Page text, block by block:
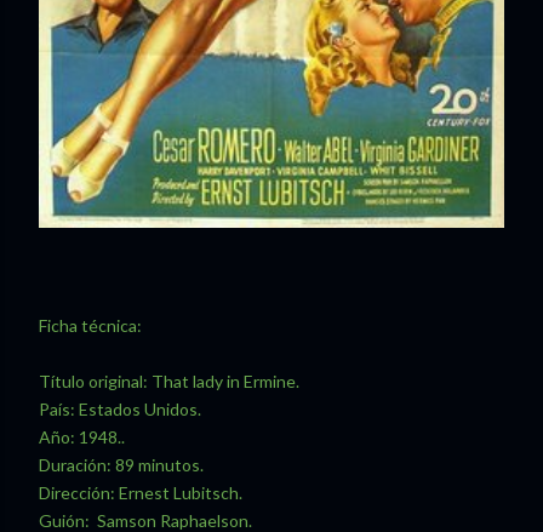
Ficha técnica:
Título original: That lady in Ermine.
País: Estados Unidos.
Año: 1948..
Duración: 89 minutos.
Dirección: Ernest Lubitsch.
Guión: Samson Raphaelson.